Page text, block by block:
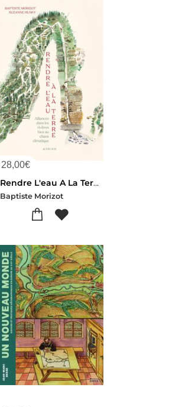
28,00€
Rendre L'eau A La Terre : Alliances Dans Les Rivieres Face Au Desert Qui Vient
Baptiste Morizot